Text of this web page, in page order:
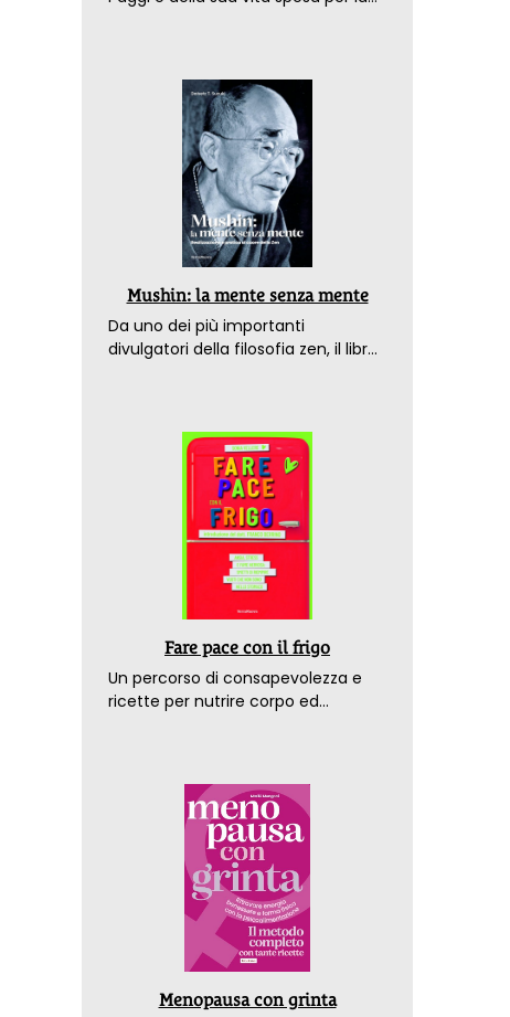
Mushin: la mente senza mente
Da uno dei più importanti
divulgatori della filosofia zen, il libro
Fare pace con il frigo
Un percorso di consapevolezza e
ricette per nutrire corpo ed
Menopausa con grinta